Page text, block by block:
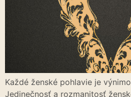
Každé ženské pohlavie je
Jedinečnosť a rozmanitosť